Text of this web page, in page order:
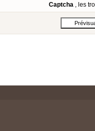
Captcha , les